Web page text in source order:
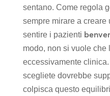
sentano. Come regola
sempre mirare a creare
sentire i pazienti
modo, non si vuole che
eccessivamente
scegliete dovrebbe
colpisca questo